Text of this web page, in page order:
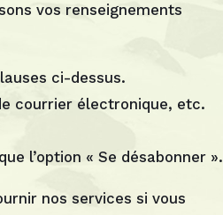
vos renseignements
ci-dessus.
courrier électronique, etc.
l’option « Se désabonner ».
nos services si vous